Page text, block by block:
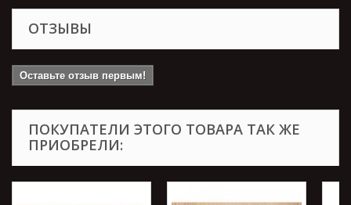
ОТЗЫВЫ
Оставьте отзыв первым!
ПОКУПАТЕЛИ ЭТОГО ТОВАРА ТАК ЖЕ
ПРИОБРЕЛИ: